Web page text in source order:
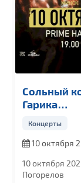
Сольный
Гарика
Концерты
10 октября
10 октября
Погорелов